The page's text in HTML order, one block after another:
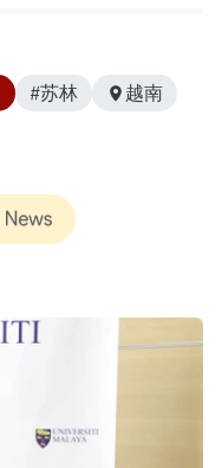
#苏林 越南